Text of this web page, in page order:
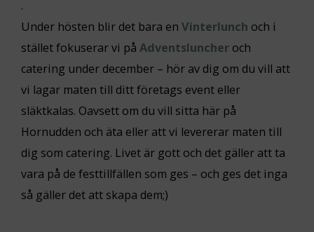
.
Under hösten blir det bara en Vinterlunch och i
stället fokuserar vi på Adventsluncher och
catering under december – hör av dig om du vill att
vi lagar maten till ditt företags event eller
släktkalas. Oavsett om du vill sitta här på
Hornudden och äta eller att vi levererar maten till
dig som catering. Livet är gott och det gäller att ta
vara på de festtillfällen som ges – och ges det inga
så gäller det att skapa dem;)